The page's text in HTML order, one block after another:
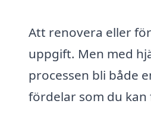
Att renovera eller
uppgift. Men med
processen bli både
fördelar som du